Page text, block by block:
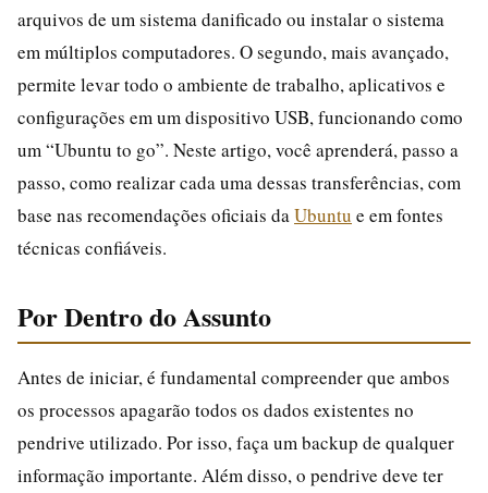
arquivos de um sistema danificado ou instalar o sistema
em múltiplos computadores. O segundo, mais avançado,
permite levar todo o ambiente de trabalho, aplicativos e
configurações em um dispositivo USB, funcionando como
um “Ubuntu to go”. Neste artigo, você aprenderá, passo a
passo, como realizar cada uma dessas transferências, com
base nas recomendações oficiais da Ubuntu e em fontes
técnicas confiáveis.
Por Dentro do Assunto
Antes de iniciar, é fundamental compreender que ambos
os processos apagarão todos os dados existentes no
pendrive utilizado. Por isso, faça um backup de qualquer
informação importante. Além disso, o pendrive deve ter